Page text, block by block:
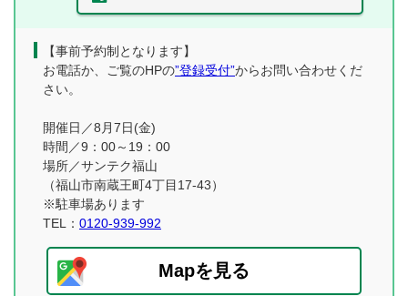
【事前予約制となります】
お電話か、ご覧のHPの”登録受付”からお問い合わせくだ
さい。
開催日／8月7日(金)
時間／9：00～19：00
場所／サンテク福山
（福山市南蔵王町4丁目17-43）
※駐車場あります
TEL： 0120-939-992
Mapを見る